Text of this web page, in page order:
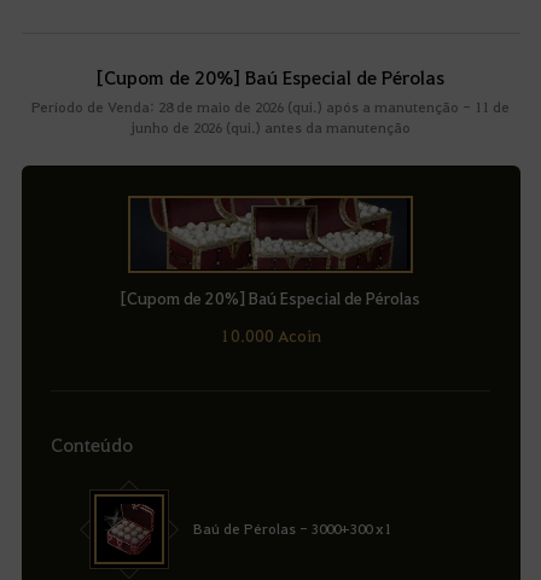
[Cupom de 20%] Baú Especial de Pérolas
Período de Venda: 28 de maio de 2026 (qui.) após a manutenção - 11 de
junho de 2026 (qui.) antes da manutenção
[Cupom de 20%] Baú Especial de Pérolas
10.000 Acoin
Conteúdo
Baú de Pérolas - 3000+300 x1